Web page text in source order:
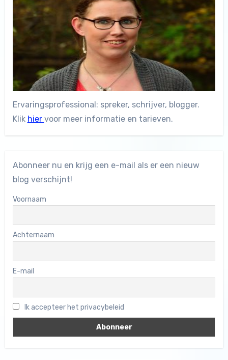
Ervaringsprofessional: spreker, schrijver, blogger.
Klik hier voor meer informatie en tarieven.
Abonneer nu en krijg een e-mail als er een nieuw
blog verschijnt!
Voornaam
Achternaam
E-mail
Ik accepteer het privacybeleid